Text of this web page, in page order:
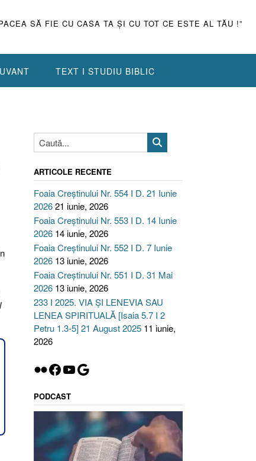
SĂ FIE CU CASA TA ŞI CU TOT CE ESTE AL TĂU !”
TEXT I STUDIU BIBLIC
ARTICOLE RECENTE
Foaia Creștinului Nr. 554 I D. 21 Iunie
202621 iunie, 2026
Foaia Creștinului Nr. 553 I D. 14 Iunie
2026 14 iunie, 2026
Foaia Creștinului Nr. 552 I D. 7 Iunie
2026 13 iunie, 2026
Foaia Creștinului Nr. 551 I D. 31 Mai
2026 13 iunie, 2026
233 I 2025. VIA ȘI LENEVIA SAU
LENEA SPIRITUALĂ [Isaia 5.7 I 2
Petru 1.3-5] 21 August 2025 11 iunie,
2026
Flickr
Facebook
YouTube
Google
PODCAST